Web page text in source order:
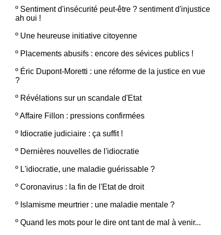
º Sentiment d'insécurité peut-être ? sentiment d'injustice
ah oui !
º Une heureuse initiative citoyenne
º Placements abusifs : encore des sévices publics !
º Éric Dupont-Moretti : une réforme de la justice en vue
?
º Révélations sur un scandale d'Etat
ºAffaire Fillon : pressions confirmées
º Idiocratie judiciaire : ça suffit !
º Dernières nouvelles de l'idiocratie
º L'idiocratie, une maladie guérissable ?
º Coronavirus : la fin de l'Etat de droit
º Islamisme meurtrier : une maladie mentale ?
º Quand les mots pour le dire ont tant de mal à venir...